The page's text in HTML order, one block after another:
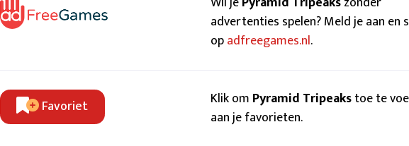
advertenties spelen? Meld je aan en
opadfreegames.nl.
Favoriet Klik om Pyramid Tripeakstoe te
aan je favorieten.